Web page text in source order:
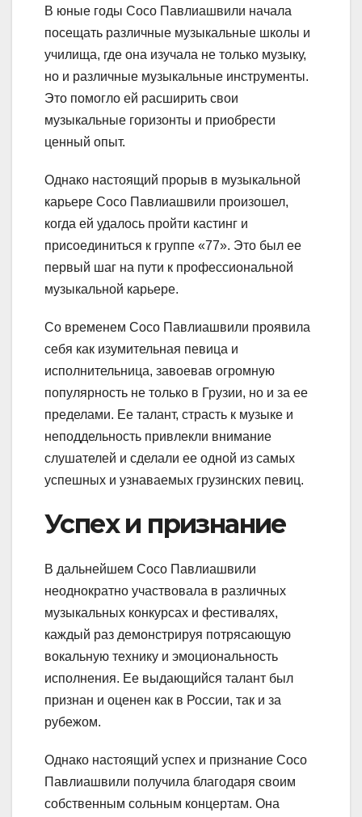
В юные годы Сосо Павлиашвили начала
посещать различные музыкальные школы и
училища, где она изучала не только музыку,
но и различные музыкальные инструменты.
Это помогло ей расширить свои
музыкальные горизонты и приобрести
ценный опыт.
Однако настоящий прорыв в музыкальной
карьере Сосо Павлиашвили произошел,
когда ей удалось пройти кастинг и
присоединиться к группе «77». Это был ее
первый шаг на пути к профессиональной
музыкальной карьере.
Со временем Сосо Павлиашвили проявила
себя как изумительная певица и
исполнительница, завоевав огромную
популярность не только в Грузии, но и за ее
пределами. Ее талант, страсть к музыке и
неподдельность привлекли внимание
слушателей и сделали ее одной из самых
успешных и узнаваемых грузинских певиц.
Успех и признание
В дальнейшем Сосо Павлиашвили
неоднократно участвовала в различных
музыкальных конкурсах и фестивалях,
каждый раз демонстрируя потрясающую
вокальную технику и эмоциональность
исполнения. Ее выдающийся талант был
признан и оценен как в России, так и за
рубежом.
Однако настоящий успех и признание Сосо
Павлиашвили получила благодаря своим
собственным сольным концертам. Она